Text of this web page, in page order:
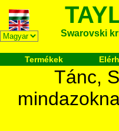
Swarovski
Termékek
Tánc,